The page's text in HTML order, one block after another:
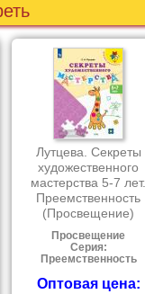
Лутцева. Секреты
художественного
мастерства 5-7 лет.
Преемственность
(Просвещение)
Просвещение
Серия:
Преемственность
Оптовая цена: